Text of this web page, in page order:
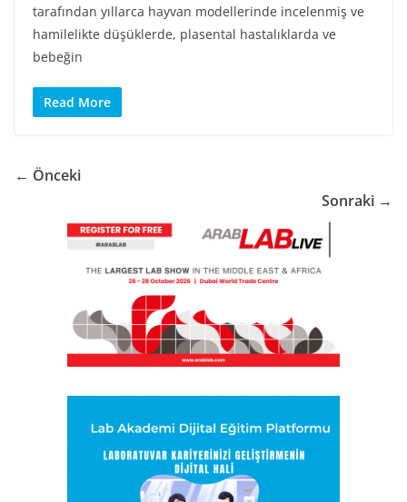
tarafından yıllarca hayvan modellerinde incelenmiş ve
hamilelikte düşüklerde, plasental hastalıklarda ve
bebeğin
Read More
← Önceki
Sonraki →